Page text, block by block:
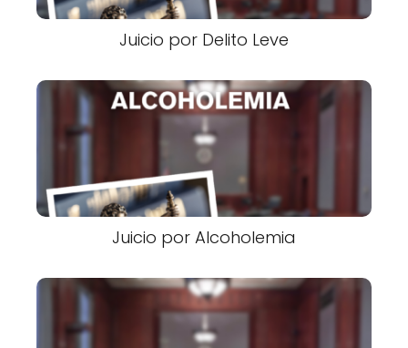
Juicio por Delito Leve
Juicio por Alcoholemia